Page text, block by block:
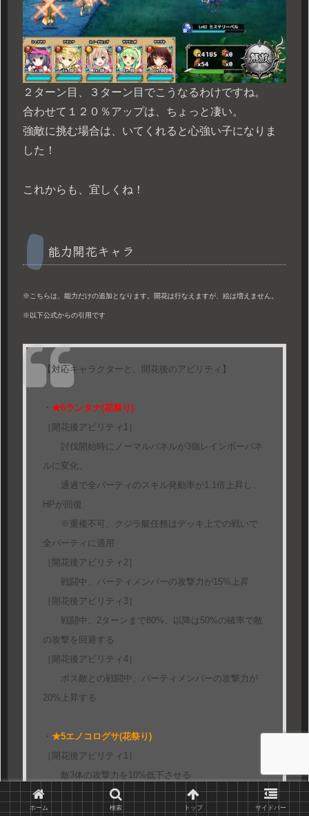
２ターン目、３ターン目でこうなるわけですね。
合わせて１２０％アップは、ちょっと凄い。
強敵に挑む場合は、いてくれると心強い子になりま
した！
これからも、宜しくね！
能力開花キャラ
※こちらは、能力だけの追加となります。開花は行なえますが、絵は増えません。
※以下公式からの引用です
【対応キャラクターと、開花後のアビリティ】
・ ★6ランタナ(花祭り)
［開花後アビリティ1］
討伐開始時にノーマルパネルが3個レインボーパネ
ルに変化、
通過で全パーティのスキル発動率が1.1倍上昇し、
HPが回復
※重複不可、クジラ艇任務はデッキ上での戦いで
全パーティに適用
［開花後アビリティ2］
戦闘中、パーティメンバーの攻撃力が15%上昇
［開花後アビリティ3］
戦闘中、2ターンまで80%、以降は50%の確率で敵
の攻撃を回避する
［開花後アビリティ4］
ボス敵との戦闘中、パーティメンバーの攻撃力が
20%上昇する
・ ★5エノコログサ(花祭り)
［開花後アビリティ1］
敵3体の攻撃力を10%低下させる
※他アビリティとの組み合わせで敵の攻撃力は最
大70%まで低下可能
ホーム 検索 トップ サイドバー